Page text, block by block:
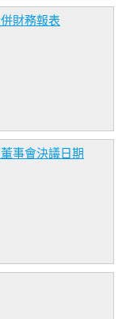
財務報表
事會決議日期